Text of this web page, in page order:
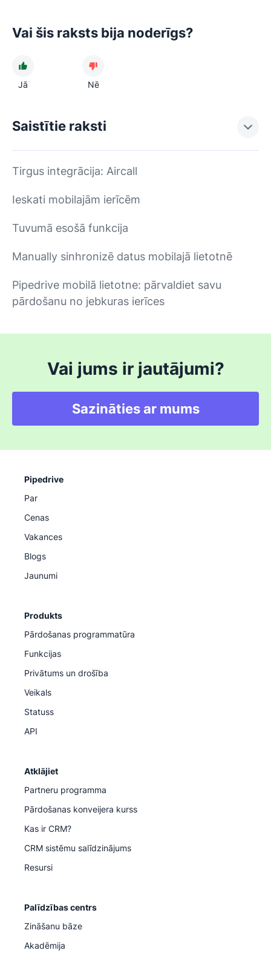
Vai šis raksts bija noderīgs?
Jā Nē
Saistītie raksti
Tirgus integrācija: Aircall
Ieskati mobilajām ierīcēm
Tuvumā esošā funkcija
Manually sinhronizē datus mobilajā lietotnē
Pipedrive mobilā lietotne: pārvaldiet savu
pārdošanu no jebkuras ierīces
Vai jums ir jautājumi?
Sazināties ar mums
Pipedrive
Par
Cenas
Vakances
Blogs
Jaunumi
Produkts
Pārdošanas programmatūra
Funkcijas
Privātums un drošība
Veikals
Statuss
API
Atklājiet
Partneru programma
Pārdošanas konveijera kurss
Kas ir CRM?
CRM sistēmu salīdzinājums
Resursi
Palīdzības centrs
Zināšanu bāze
Akadēmija